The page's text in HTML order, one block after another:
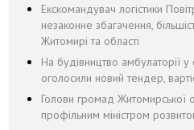
Екскомандувач логістики
незаконне збагачення,
Житомирі та області
На будівництво амбулаторії
оголосили новий тендер,
Голови громад Житомирської
профільним міністром